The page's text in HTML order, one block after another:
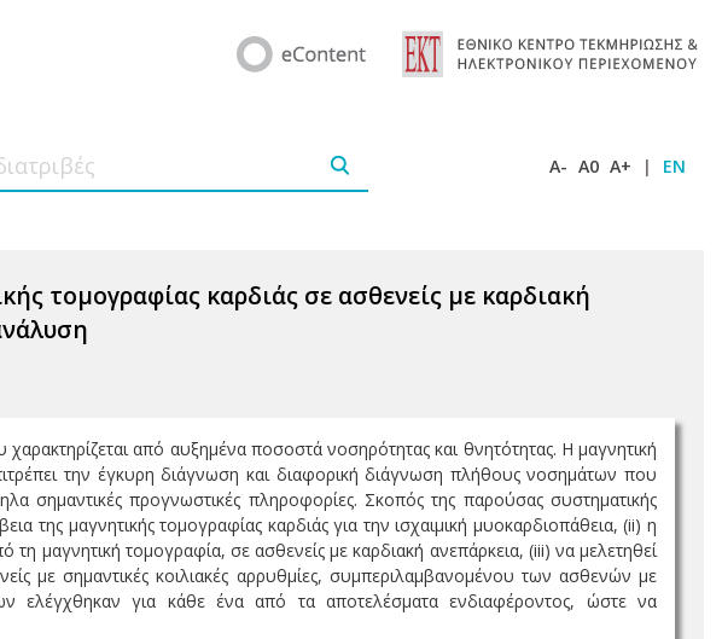
A- A0 A+ | EN
τομογραφίας καρδιάς σε ασθενείς με καρδιακή
από αυξημένα ποσοστά νοσηρότητας και θνητότητας. Η μαγνητική
την έγκυρη διάγνωση και διαφορική διάγνωση πλήθους νοσημάτων που
σημαντικές προγνωστικές πληροφορίες. Σκοπός της παρούσας συστηματικής
της μαγνητικής τομογραφίας καρδιάς για την ισχαιμική μυοκαρδιοπάθεια, (ii) η
μαγνητική τομογραφία, σε ασθενείς με καρδιακή ανεπάρκεια, (iii) να μελετηθεί
με σημαντικές κοιλιακές αρρυθμίες, συμπεριλαμβανομένου των ασθενών με
ελέγχθηκαν για κάθε ένα από τα αποτελέσματα ενδιαφέροντος, ώστε να